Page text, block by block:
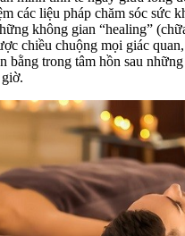
các liệu pháp chăm sóc sức
không gian “healing”
chiều chuộng mọi giác
bằng trong tâm hồn sau